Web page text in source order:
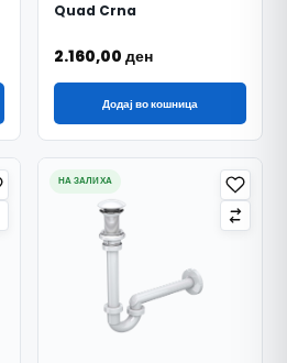
Quad Crna
2.160,00 ден
Додај во кошница
НА ЗАЛИХА